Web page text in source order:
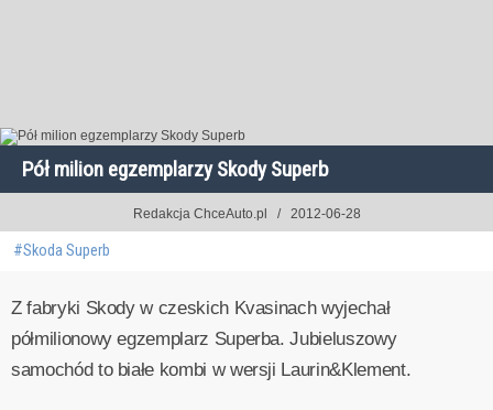
Pół milion egzemplarzy Skody Superb
Redakcja ChceAuto.pl 2012-06-28
#Skoda Superb
Z fabryki Skody w czeskich Kvasinach wyjechał
półmilionowy egzemplarz Superba. Jubieluszowy
samochód to białe kombi w wersji Laurin&Klement.